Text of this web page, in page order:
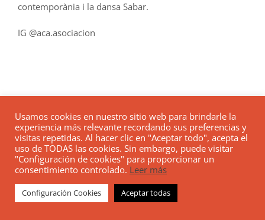
contemporània i la dansa Sabar.
IG @aca.asociacion
Usamos cookies en nuestro sitio web para brindarle la
experiencia más relevante recordando sus preferencias y
visitas repetidas. Al hacer clic en "Aceptar todo", acepta el
uso de TODAS las cookies. Sin embargo, puede visitar
"Configuración de cookies" para proporcionar un
consentimiento controlado. Leer más
Configuración Cookies Aceptar todas